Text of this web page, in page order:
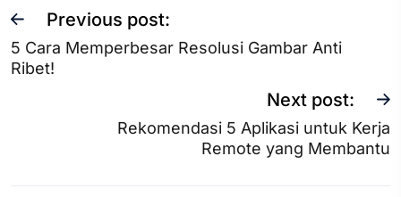
Previous post:
5 Cara Memperbesar Resolusi Gambar Anti
Ribet!
Next post:
Rekomendasi 5 Aplikasi untuk Kerja
Remote yang Membantu